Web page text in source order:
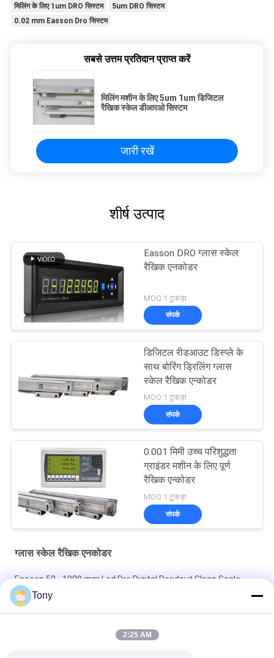
मिलिंग के लिए 1um DRO सिस्टम
5um DRO सिस्टम
0.02 mm Easson Dro सिस्टम
सबसे उत्तम प्रतिदान प्राप्त करें
मिलिंग मशीन के लिए 5um 1um डिजिटल
रैखिक स्केल डीआरओ सिस्टम
जारी रखें
शीर्ष उत्पाद
Easson DRO ग्लास स्केल
रैखिक एनकोडर
MOQ:1 टुकड़ा
संपर्क
डिजिटल रीडआउट डिस्प्ले के
साथ बोरिंग ड्रिलिंग ग्लास
स्केल रैखिक एन्कोडर
MOQ:1 टुकड़ा
संपर्क
0.001 मिमी उच्च परिशुद्धता
ग्राइंडर मशीन के लिए पूर्ण
रैखिक एन्कोडर
MOQ:1 टुकड़ा
संपर्क
ग्लास स्केल रैखिक एनकोडर
Easson 50 - 1000 mm Lcd Dro Digital Readout Glass Scale
Linear Encoder
20micron खराद मशीन Dro डिजिटल Readout DRO ग्लास स्केल रैखिक
Tony
2:25 AM